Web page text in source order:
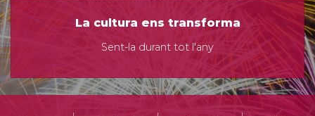
La cultura ens transforma
Sent-la durant tot l'any